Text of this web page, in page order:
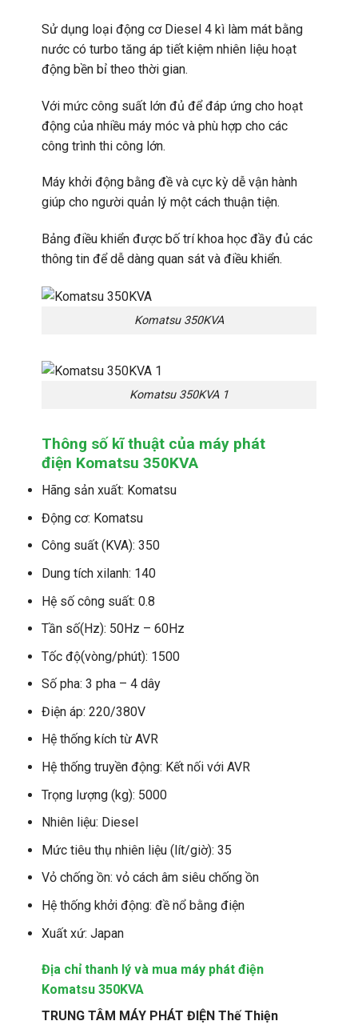
Sử dụng loại động cơ Diesel 4 kì làm mát bằng
nước có turbo tăng áp tiết kiệm nhiên liệu hoạt
động bền bỉ theo thời gian.
Với mức công suất lớn đủ để đáp ứng cho hoạt
động của nhiều máy móc và phù hợp cho các
công trìnhthi công lớn.
Máy khởi động bằng đề và cực kỳ dễ vận hành
giúp cho người quản lý một cách thuận tiện.
Bảng điều khiển được bố trí khoa học đầy đủ các
thông tin để dễ dàng quan sát và điều khiển.
Komatsu 350KVA
Komatsu 350KVA 1
Thông số kĩ thuật của máy phát
điện Komatsu 350KVA
Hãng sản xuất: Komatsu
Động cơ: Komatsu
Công suất (KVA): 350
Dung tích xilanh: 140
Hệ số công suất: 0.8
Tần số(Hz): 50Hz – 60Hz
Tốc độ(vòng/phút): 1500
Số pha: 3 pha – 4 dây
Điện áp: 220/380V
Hệ thống kích từ AVR
Hệ thống truyền động: Kết nối với AVR
Trọng lượng (kg): 5000
Nhiên liệu: Diesel
Mức tiêu thụ nhiên liệu (lít/giờ): 35
Vỏ chống ồn: vỏ cách âm siêu chống ồn
Hệ thống khởi động: đề nổ bằng điện
Xuất xứ: Japan
Địa chỉ thanh lý và mua máy phát điện
Komatsu 350KVA
TRUNG TÂM MÁY PHÁT ĐIỆN Thế Thiện